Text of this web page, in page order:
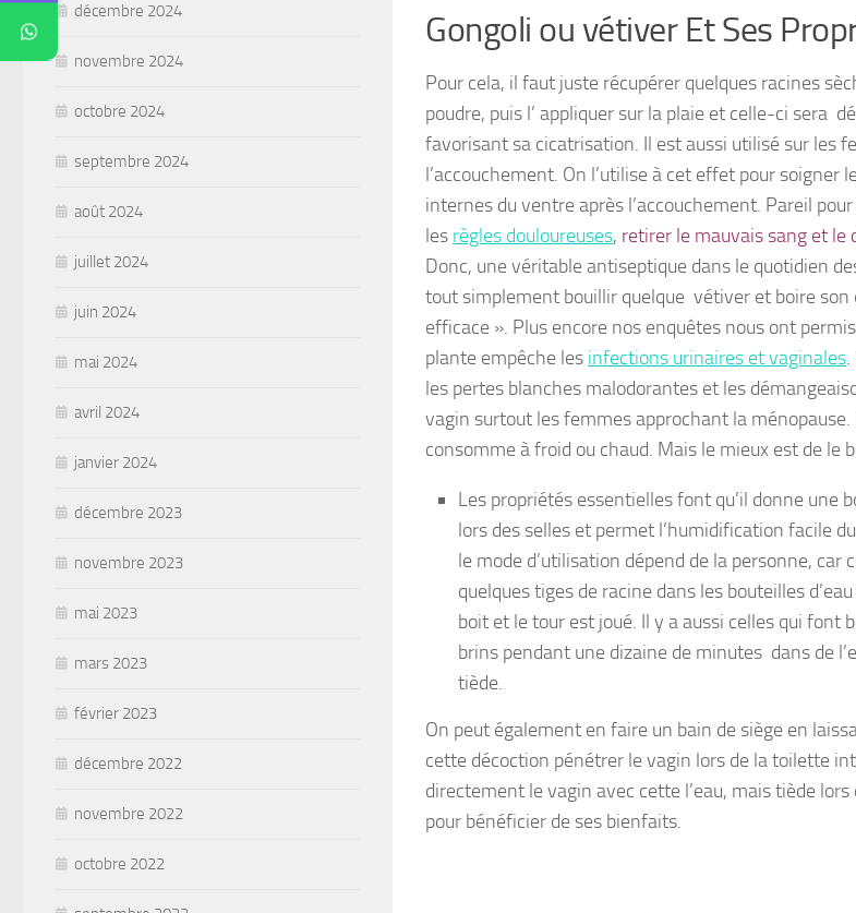
Gongoli ou vétiver Et Ses
Pour cela, il faut juste récupérer quelques racines
poudre, puis l’ appliquer sur la plaie et celle-ci sera
favorisant sa cicatrisation. Il est aussi utilisé sur les
l’accouchement. On l’utilise à cet effet pour soigner
internes du ventre après l’accouchement. Pareil
les règles douloureuses, retirer le mauvais sang et le
Donc, une véritable antiseptique dans le quotidien
tout simplement bouillir quelque vétiver et boire son
efficace ». Plus encore nos enquêtes nous ont
plante empêche les infections urinaires et vaginales
les pertes blanches malodorantes et les
vagin surtout les femmes approchant la
consomme à froid ou chaud. Mais le mieux est de le
Les propriétés essentielles font qu’il donne une
lors des selles et permet l’humidification facile
le mode d’utilisation dépend de la personne,
quelques tiges de racine dans les bouteilles
boit et le tour est joué. Il y a aussi celles qui font
brins pendant une dizaine de minutes dans de
tiède.
On peut également en faire un bain de siège en
cette décoction pénétrer le vagin lors de la toilette
directement le vagin avec cette l’eau, mais tiède
pour bénéficier de ses bienfaits.
décembre 2024
novembre 2024
octobre 2024
septembre 2024
août 2024
juillet 2024
juin 2024
mai 2024
avril 2024
janvier 2024
décembre 2023
novembre 2023
mai 2023
mars 2023
février 2023
décembre 2022
novembre 2022
octobre 2022